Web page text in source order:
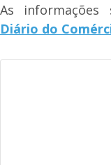
As informações
Diário do